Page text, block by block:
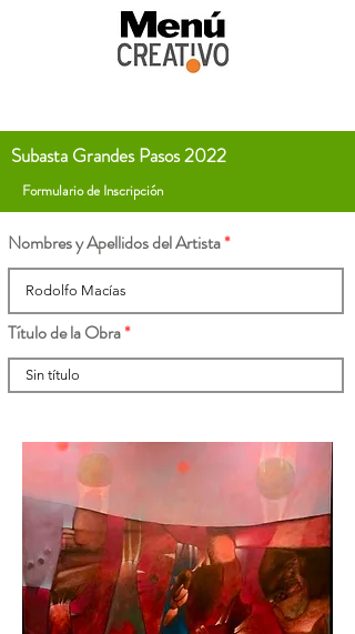
Subasta Grandes Pasos 2022
Formulario de Inscripción
Nombres y Apellidos del Artista
Título de la Obra